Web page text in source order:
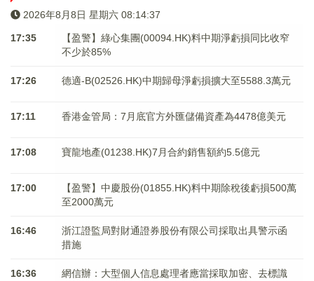
2026年8月8日 星期六 08:14:38
17:35
【盈警】綠心集團(00094.HK)料中期淨虧損同比收窄
不少於85%
17:26 德適-B(02526.HK)中期歸母淨虧損擴大至5588.3萬元
17:11 香港金管局：7月底官方外匯儲備資產為4478億美元
17:08 寶龍地產(01238.HK)7月合約銷售額約5.5億元
17:00
【盈警】中慶股份(01855.HK)料中期除稅後虧損500萬
至2000萬元
16:46
浙江證監局對財通證券股份有限公司採取出具警示函
措施
16:36
網信辦：大型個人信息處理者應當採取加密、去標識